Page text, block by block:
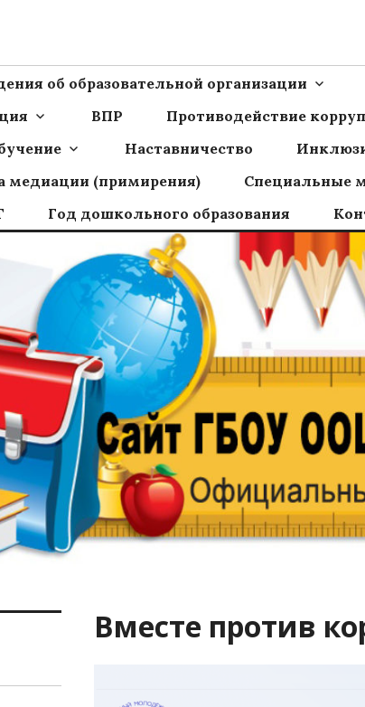
ООШ
об образовательной организации
ВПР Противодействие
Наставничество
медиации (примирения)
Специальные
Год дошкольного образования
Вместе против